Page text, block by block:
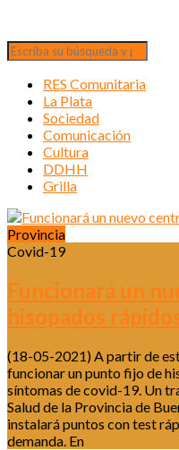
RES Comunitaria
La Plata
Sociedad
Comunicación
Cultura
DDHH
Grilla
Provincia
Covid-19
Funcionará un
hisopados
(18-05-2021) A partir de
funcionar un punto fijo de
síntomas de covid-19. Un
Salud de la Provincia de
instalará puntos con test
demanda. En